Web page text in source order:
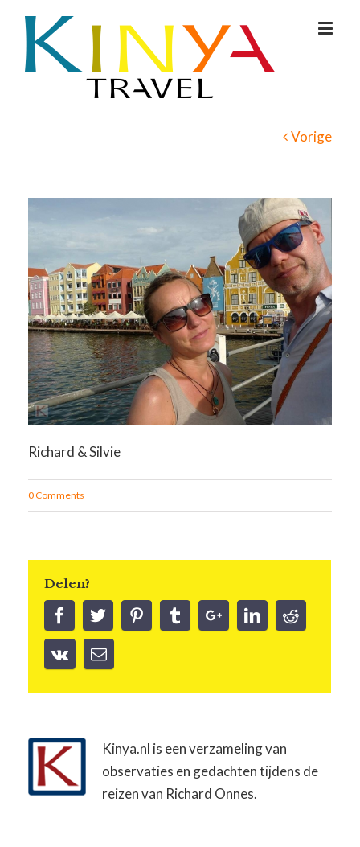
Vorige
Richard & Silvie
0 Comments
Delen?
Kinya.nl is een verzameling van
observaties en gedachten tijdens de
reizen van Richard Onnes.